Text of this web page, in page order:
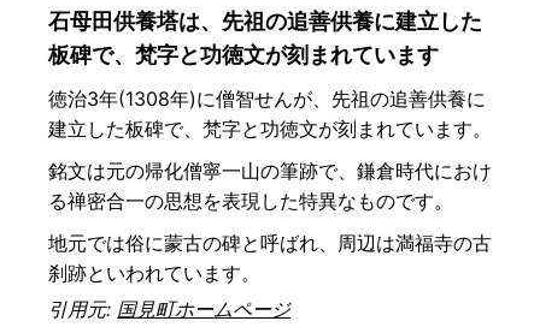
石母田供養塔は、先祖の追善供養に建立した
板碑で、梵字と功徳文が刻まれています
徳治3年(1308年)に僧智せんが、先祖の追善供養に
建立した板碑で、梵字と功徳文が刻まれています。
銘文は元の帰化僧寧一山の筆跡で、鎌倉時代におけ
る禅密合一の思想を表現した特異なものです。
地元では俗に蒙古の碑と呼ばれ、周辺は満福寺の古
刹跡といわれています。
引用元: 国見町ホームページ